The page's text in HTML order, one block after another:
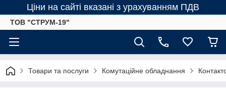
Ціни на сайті вказані з урахуванням ПДВ
ТОВ "СТРУМ-19"
Товари та послуги Комутаційне обладнання